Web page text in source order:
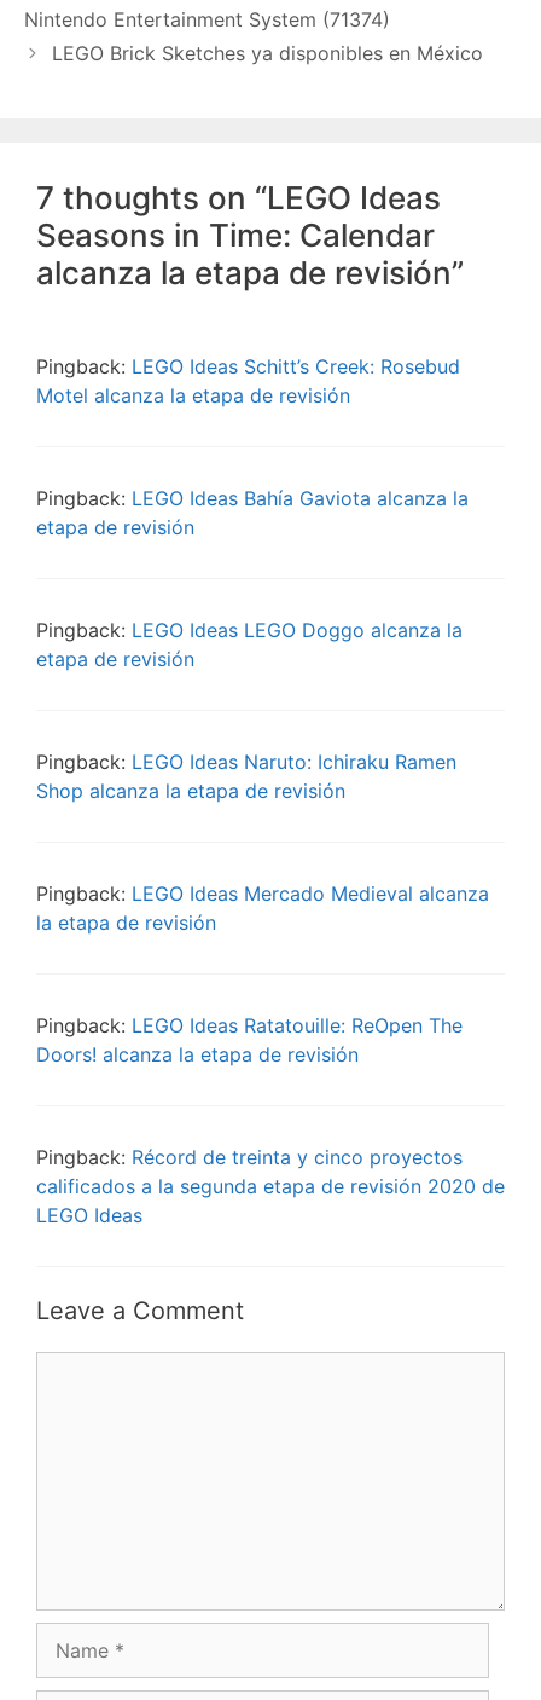
Nintendo Entertainment System (71374)
LEGO Brick Sketches ya disponibles en México
7 thoughts on “LEGO Ideas
Seasons in Time: Calendar
alcanza la etapa de revisión”
Pingback: LEGO Ideas Schitt’s Creek: Rosebud
Motel alcanza la etapa de revisión
Pingback: LEGO Ideas Bahía Gaviota alcanza la
etapa de revisión
Pingback: LEGO Ideas LEGO Doggo alcanza la
etapa de revisión
Pingback: LEGO Ideas Naruto: Ichiraku Ramen
Shop alcanza la etapa de revisión
Pingback: LEGO Ideas Mercado Medieval alcanza
la etapa de revisión
Pingback: LEGO Ideas Ratatouille: ReOpen The
Doors! alcanza la etapa de revisión
Pingback: Récord de treinta y cinco proyectos
calificados a la segunda etapa de revisión 2020 de
LEGO Ideas
Leave a Comment